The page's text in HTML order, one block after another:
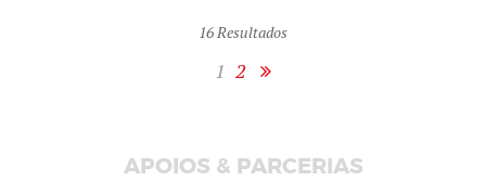
16Resultados
1 2
APOIOS & PARCERIAS